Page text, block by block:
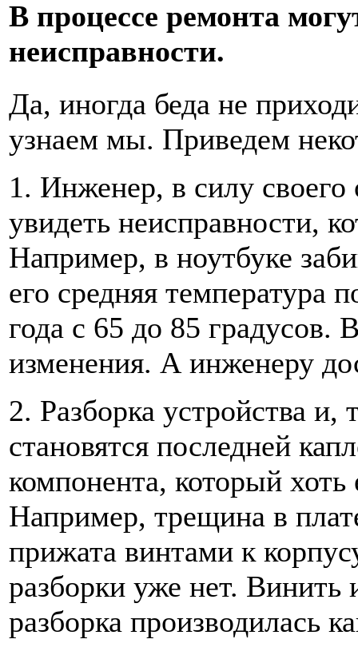
В процессе ремонта
неисправности.
Да, иногда беда не
узнаем мы. Приведем
1. Инженер, в силу
увидеть неисправности,
Например, в ноутбуке
его средняя температура
года с 65 до 85 градусов.
изменения. А инженеру
2. Разборка устройства и,
становятся последней
компонента, который
Например, трещина в
прижата винтами к
разборки уже нет. Винить
разборка производилась